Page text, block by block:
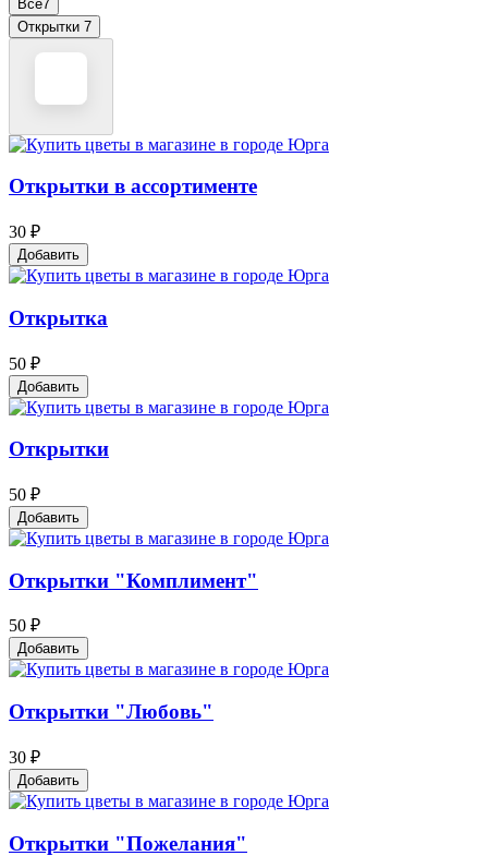
Все7
Открытки 7
Открытки в ассортименте
30 ₽
Добавить
Открытка
50 ₽
Добавить
Открытки
50 ₽
Добавить
Открытки "Комплимент"
50 ₽
Добавить
Открытки "Любовь"
30 ₽
Добавить
Открытки "Пожелания"